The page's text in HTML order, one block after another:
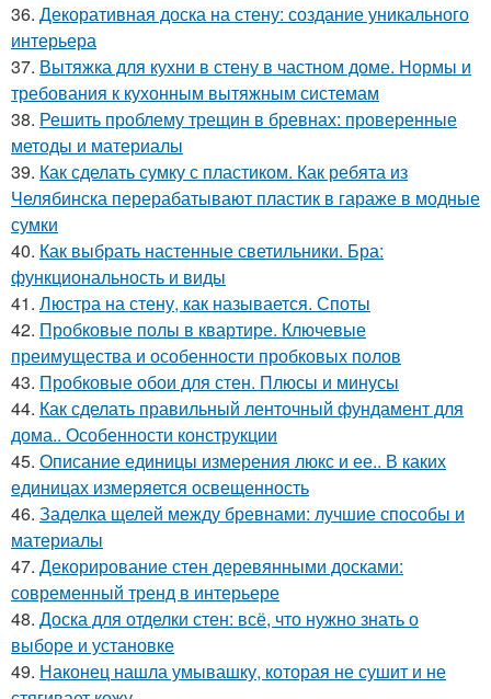
36. Декоративная доска на стену: создание уникального
интерьера
37. Вытяжка для кухни в стену в частном доме. Нормы и
требования к кухонным вытяжным системам
38. Решить проблему трещин в бревнах: проверенные
методы и материалы
39. Как сделать сумку с пластиком. Как ребята из
Челябинска перерабатывают пластик в гараже в модные
сумки
40. Как выбрать настенные светильники. Бра:
функциональность и виды
41. Люстра на стену, как называется. Споты
42. Пробковые полы в квартире. Ключевые
преимущества и особенности пробковых полов
43. Пробковые обои для стен. Плюсы и минусы
44. Как сделать правильный ленточный фундамент для
дома.. Особенности конструкции
45. Описание единицы измерения люкс и ее.. В каких
единицах измеряется освещенность
46. Заделка щелей между бревнами: лучшие способы и
материалы
47. Декорирование стен деревянными досками:
современный тренд в интерьере
48. Доска для отделки стен: всё, что нужно знать о
выборе и установке
49. Наконец нашла умывашку, которая не сушит и не